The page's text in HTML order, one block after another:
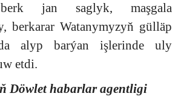
berk jan saglyk, maşgala
berkarar Watanymyzyň gülläp
alyp barýan işlerinde uly
etdi.
Döwlet habarlar agentligi